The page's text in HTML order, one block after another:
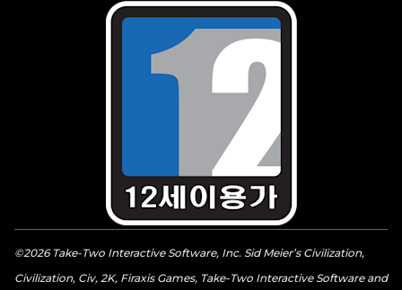
©2026 Take-Two Interactive Software, Inc. Sid Meier’s Civilization,
Civilization, Civ, 2K, Firaxis Games, Take-Two Interactive Software and